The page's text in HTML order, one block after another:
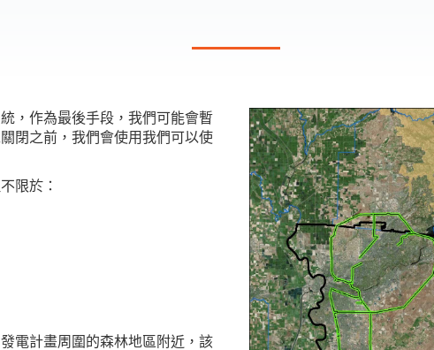
，作為最後手段，我們可能會暫
閉之前，我們會使用我們可以使
限於：
電計畫周圍的森林地區附近，該